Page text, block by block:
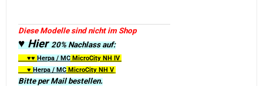
Diese Modelle sind nicht im Shop
♥ Hier20% Nachlass auf:
♥♥ Herpa / MC MicroCity NH IV
♥ Herpa / MC MicroCity NH V
Bitte per Mail bestellen.